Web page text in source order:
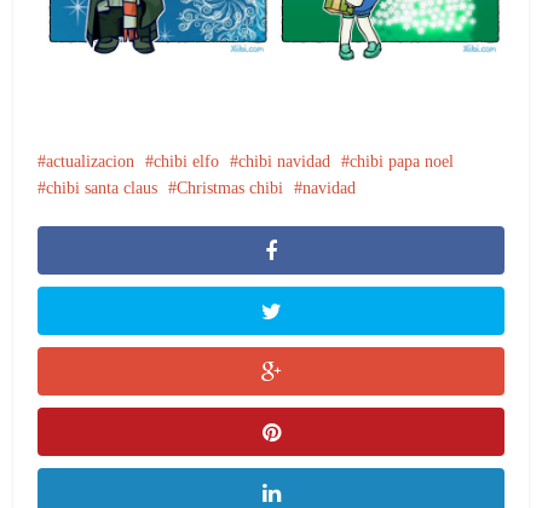
actualizacion chibi elfo chibi navidad
chibi papa noel
chibi santa claus
Christmas chibi navidad